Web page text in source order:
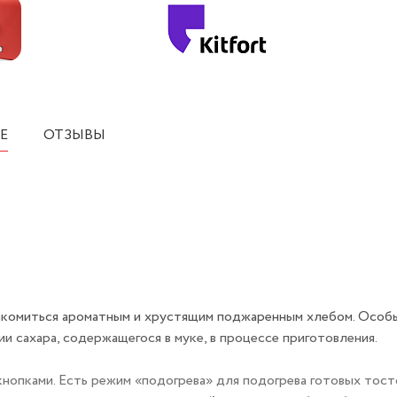
ОТЗЫВЫ
ароматным и хрустящим поджаренным хлебом.
сахара, содержащегося в муке, в процессе приготовления.
Есть режим «подогрева» для подогрева готовых